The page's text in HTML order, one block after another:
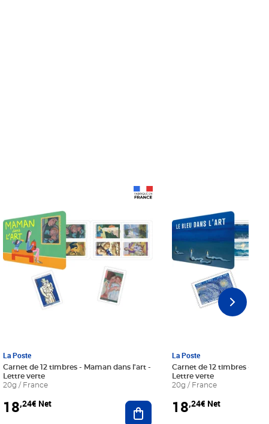
au panier
La Poste
Carnet de 12 timbres - Maman dans l'art -
Lettre verte
20g / France
18,24€ Net Ajouter au panier
La Poste
Carnet de 12 timbres - Le
Lettre verte
20g / France
18,24€ Net